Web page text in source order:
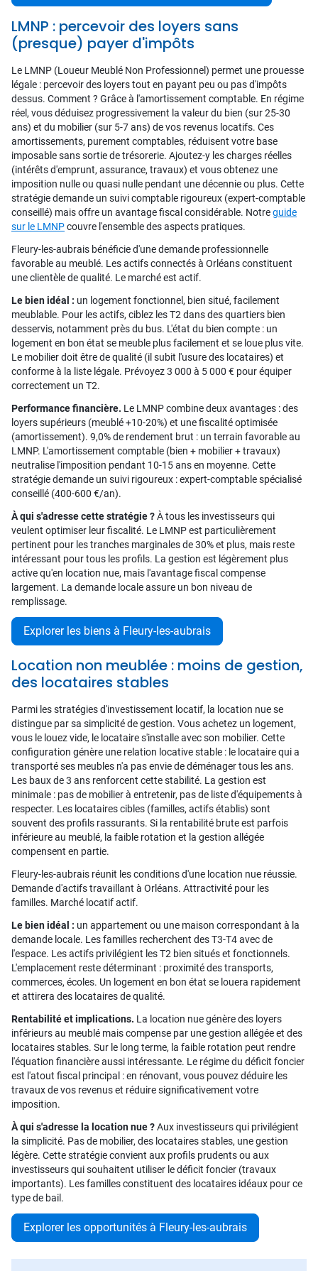
LMNP : percevoir des loyers sans
(presque) payer d'impôts
Le LMNP (Loueur Meublé Non Professionnel) permet une prouesse
légale : percevoir des loyers tout en payant peu ou pas d'impôts
dessus. Comment ? Grâce à l'amortissement comptable. En régime
réel, vous déduisez progressivement la valeur du bien (sur 25-30
ans) et du mobilier (sur 5-7 ans) de vos revenus locatifs. Ces
amortissements, purement comptables, réduisent votre base
imposable sans sortie de trésorerie. Ajoutez-y les charges réelles
(intérêts d'emprunt, assurance, travaux) et vous obtenez une
imposition nulle ou quasi nulle pendant une décennie ou plus. Cette
stratégie demande un suivi comptable rigoureux (expert-comptable
conseillé) mais offre un avantage fiscal considérable. Notreguide
sur le LMNPcouvre l'ensemble des aspects pratiques.
Fleury-les-aubrais bénéficie d'une demande professionnelle
favorable au meublé. Les actifs connectés à Orléans constituent
une clientèle de qualité. Le marché est actif.
Le bien idéal : un logement fonctionnel, bien situé, facilement
meublable. Pour les actifs, ciblez les T2 dans des quartiers bien
desservis, notamment près du bus. L'état du bien compte : un
logement en bon état se meuble plus facilement et se loue plus vite.
Le mobilier doit être de qualité (il subit l'usure des locataires) et
conforme à la liste légale. Prévoyez 3 000 à 5 000 € pour équiper
correctement un T2.
Performance financière. Le LMNP combine deux avantages : des
loyers supérieurs (meublé +10-20%) et une fiscalité optimisée
(amortissement). 9,0% de rendement brut : un terrain favorable au
LMNP. L'amortissement comptable (bien + mobilier + travaux)
neutralise l'imposition pendant 10-15 ans en moyenne. Cette
stratégie demande un suivi rigoureux : expert-comptable spécialisé
conseillé (400-600 €/an).
À qui s'adresse cette stratégie ?À tous les investisseurs qui
veulent optimiser leur fiscalité. Le LMNP est particulièrement
pertinent pour les tranches marginales de 30% et plus, mais reste
intéressant pour tous les profils. La gestion est légèrement plus
active qu'en location nue, mais l'avantage fiscal compense
largement. La demande locale assure un bon niveau de
remplissage.
Explorer les biens à Fleury-les-aubrais
Location non meublée : moins de gestion,
des locataires stables
Parmi les stratégies d'investissement locatif, la location nue se
distingue par sa simplicité de gestion. Vous achetez un logement,
vous le louez vide, le locataire s'installe avec son mobilier. Cette
configuration génère une relation locative stable : le locataire qui a
transporté ses meubles n'a pas envie de déménager tous les ans.
Les baux de 3 ans renforcent cette stabilité. La gestion est
minimale : pas de mobilier à entretenir, pas de liste d'équipements à
respecter. Les locataires cibles (familles, actifs établis) sont
souvent des profils rassurants. Si la rentabilité brute est parfois
inférieure au meublé, la faible rotation et la gestion allégée
compensent en partie.
Fleury-les-aubrais réunit les conditions d'une location nue réussie.
Demande d'actifs travaillant à Orléans. Attractivité pour les
familles. Marché locatif actif.
Le bien idéal : un appartement ou une maison correspondant à la
demande locale. Les familles recherchent des T3-T4 avec de
l'espace. Les actifs privilégient les T2 bien situés et fonctionnels.
L'emplacement reste déterminant : proximité des transports,
commerces, écoles. Un logement en bon état se louera rapidement
et attirera des locataires de qualité.
Rentabilité et implications. La location nue génère des loyers
inférieurs au meublé mais compense par une gestion allégée et des
locataires stables. Sur le long terme, la faible rotation peut rendre
l'équation financière aussi intéressante. Le régime du déficit foncier
est l'atout fiscal principal : en rénovant, vous pouvez déduire les
travaux de vos revenus et réduire significativement votre
imposition.
À qui s'adresse la location nue ?Aux investisseurs qui privilégient
la simplicité. Pas de mobilier, des locataires stables, une gestion
légère. Cette stratégie convient aux profils prudents ou aux
investisseurs qui souhaitent utiliser le déficit foncier (travaux
importants). Les familles constituent des locataires idéaux pour ce
type de bail.
Explorer les opportunités à Fleury-les-aubrais